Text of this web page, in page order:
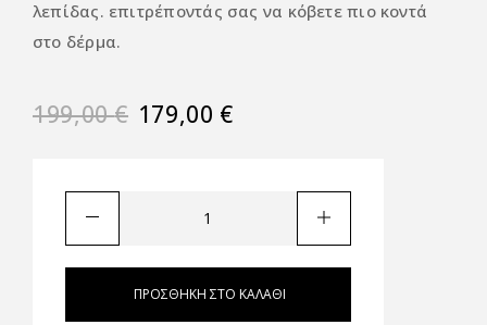
λεπίδας. επιτρέποντάς σας να κόβετε πιο κοντά
στο δέρμα.
199,00€ 179,00 €
ΠΡΟΣΘΉΚΗ ΣΤΟ ΚΑΛΆΘΙ